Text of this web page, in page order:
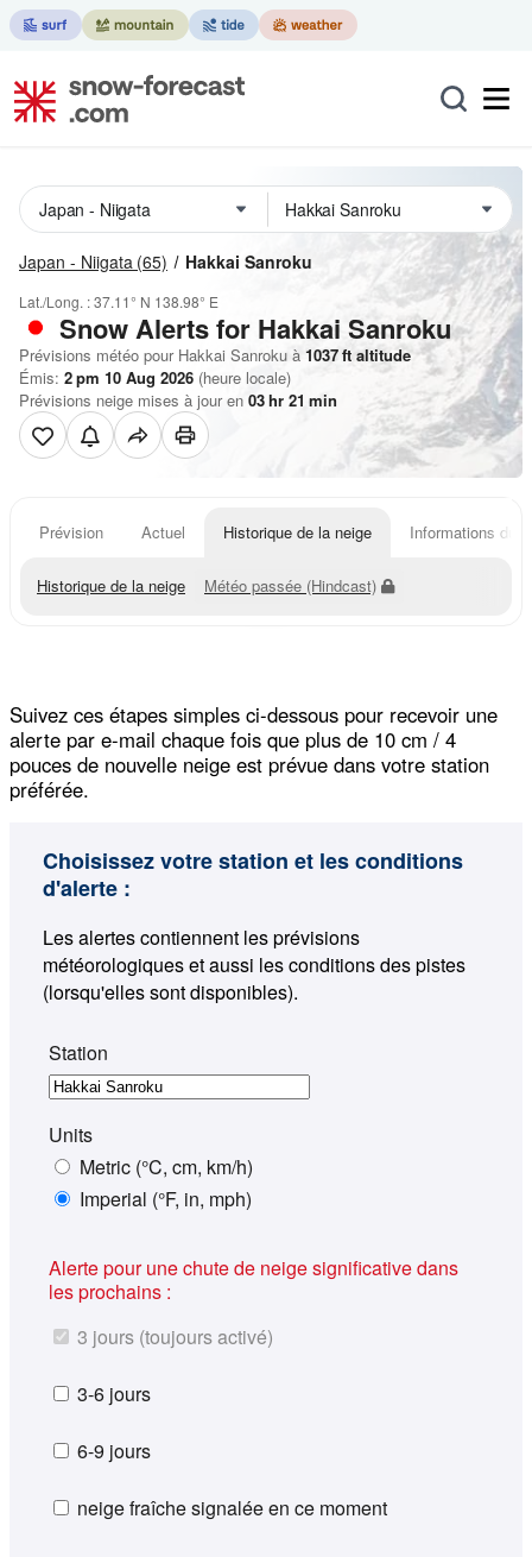
Japan - Niigata (65) Hakkai Sanroku
Lat./Long. :37.11° N 138.98° E
Snow Alerts for Hakkai Sanroku
Prévisions météo pour Hakkai Sanroku à 1037ft altitude
Émis: 2 pm 10 Aug 2026 (heure locale)
Prévisions neige mises à jour en 03hr 21 min
Prévision Actuel Historique de la neige Informations du
Historique de la neige Météo passée (Hindcast)
Suivez ces étapes simples ci-dessous pour recevoir une
alerte par e-mail chaque fois que plus de 10 cm / 4
pouces de nouvelle neige est prévue dans votre station
préférée.
Choisissez votre station et les conditions
d'alerte :
Les alertes contiennent les prévisions
météorologiques et aussi les conditions des pistes
(lorsqu'elles sont disponibles).
Station
Units
Metric (°C, cm, km/h)
Imperial (°F, in, mph)
Alerte pour une chute de neige significative dans
les prochains :
3 jours (toujours activé)
3-6 jours
6-9 jours
neige fraîche signalée en ce moment